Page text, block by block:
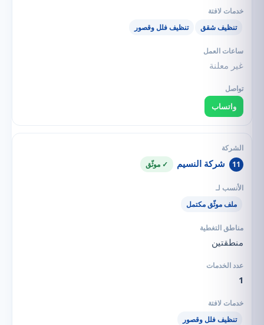
تنظيف شقق تنظيف فلل وقصور
غير معلنة
واتساب
11 شركة النسيم ✓ موثّق
ملف موثّق مكتمل
منطقتين
1
تنظيف فلل وقصور